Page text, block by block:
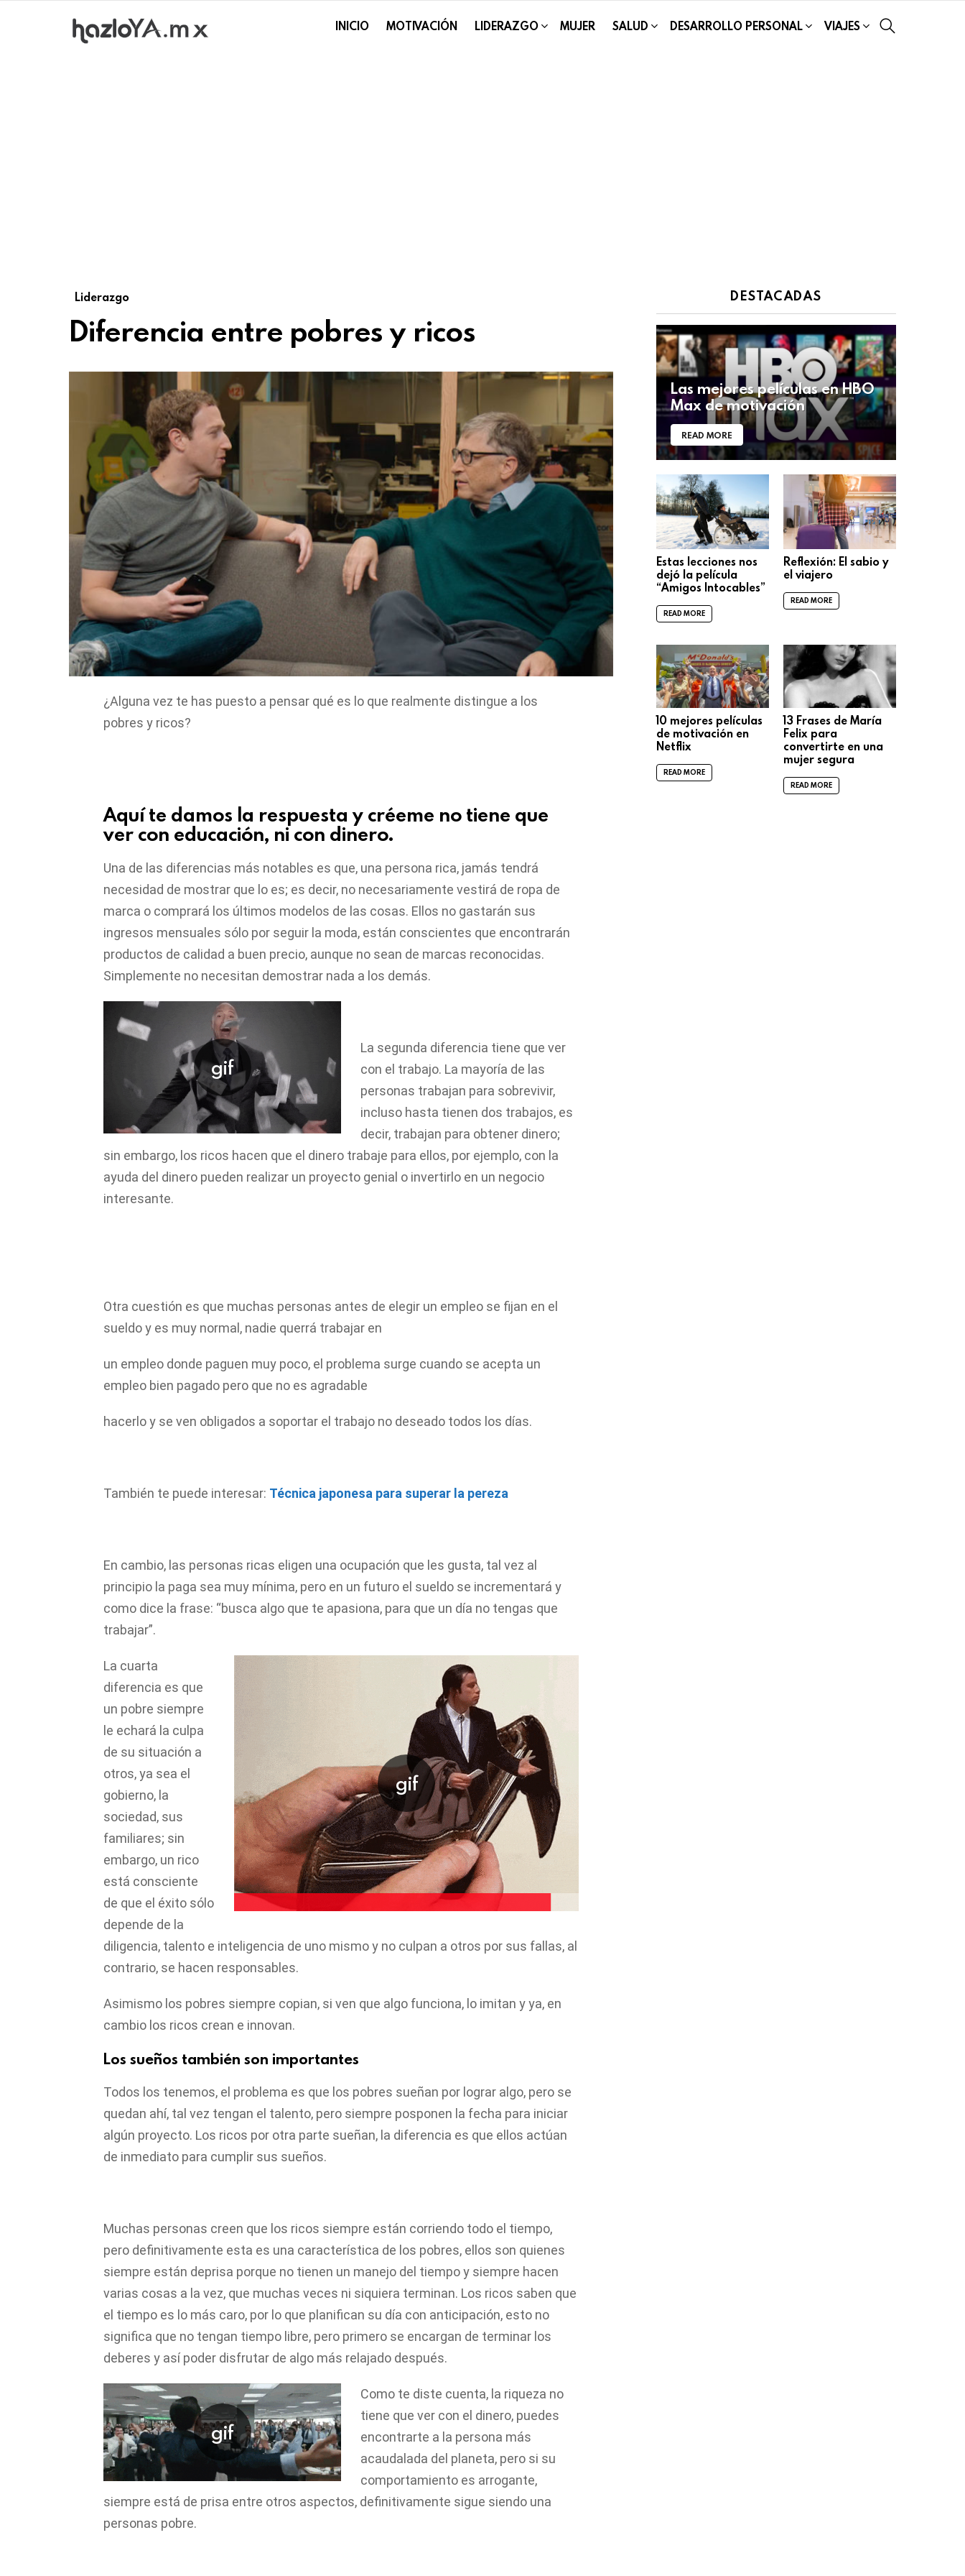
INICIO MOTIVACIÓN LIDERAZGO MUJER SALUD DESARROLLO PERSONAL VIAJES
Liderazgo
Diferencia entre pobres y ricos
¿Alguna vez te has puesto a pensar qué es lo que realmente distingue a los
pobres y ricos?
Aquí te damos la respuesta y créeme no tiene que
ver con educación, ni con dinero.
Una de las diferencias más notables es que, una persona rica, jamás tendrá
necesidad de mostrar que lo es; es decir, no necesariamente vestirá de ropa de
marca o comprará los últimos modelos de las cosas. Ellos no gastarán sus
ingresos mensuales sólo por seguir la moda, están conscientes que encontrarán
productos de calidad a buen precio, aunque no sean de marcas reconocidas.
Simplemente no necesitan demostrar nada a los demás.
La segunda diferencia tiene que ver
con el trabajo. La mayoría de las
personas trabajan para sobrevivir,
incluso hasta tienen dos trabajos, es
decir, trabajan para obtener dinero;
sin embargo, los ricos hacen que el dinero trabaje para ellos, por ejemplo, con la
ayuda del dinero pueden realizar un proyecto genial o invertirlo en un negocio
interesante.
Otra cuestión es que muchas personas antes de elegir un empleo se fijan en el
sueldo y es muy normal, nadie querrá trabajar en
un empleo donde paguen muy poco, el problema surge cuando se acepta un
empleo bien pagado pero que no es agradable
hacerlo y se ven obligados a soportar el trabajo no deseado todos los días.
También te puede interesar: Técnica japonesa para superar la pereza
En cambio, las personas ricas eligen una ocupación que les gusta, tal vez al
principio la paga sea muy mínima, pero en un futuro el sueldo se incrementará y
como dice la frase: “busca algo que te apasiona, para que un día no tengas que
trabajar”.
La cuarta
diferencia es que
un pobre siempre
le echará la culpa
de su situación a
otros, ya sea el
gobierno, la
sociedad, sus
familiares; sin
embargo, un rico
está consciente
de que el éxito sólo
depende de la
diligencia, talento e inteligencia de uno mismo y no culpan a otros por sus fallas, al
contrario, se hacen responsables.
Asimismo los pobres siempre copian, si ven que algo funciona, lo imitan y ya, en
cambio los ricos crean e innovan.
Los sueños también son importantes
Todos los tenemos, el problema es que los pobres sueñan por lograr algo, pero se
quedan ahí, tal vez tengan el talento, pero siempre posponen la fecha para iniciar
algún proyecto. Los ricos por otra parte sueñan, la diferencia es que ellos actúan
de inmediato para cumplir sus sueños.
Muchas personas creen que los ricos siempre están corriendo todo el tiempo,
pero definitivamente esta es una característica de los pobres, ellos son quienes
siempre están deprisa porque no tienen un manejo del tiempo y siempre hacen
varias cosas a la vez, que muchas veces ni siquiera terminan. Los ricos saben que
el tiempo es lo más caro, por lo que planifican su día con anticipación, esto no
significa que no tengan tiempo libre, pero primero se encargan de terminar los
deberes y así poder disfrutar de algo más relajado después.
Como te diste cuenta, la riqueza no
tiene que ver con el dinero, puedes
encontrarte a la persona más
acaudalada del planeta, pero si su
comportamiento es arrogante,
siempre está de prisa entre otros aspectos, definitivamente sigue siendo una
personas pobre.
DESTACADAS
Las mejores películas en HBO
Max de motivación
READ MORE
Estas lecciones nos
dejó la película
“Amigos Intocables”
READ MORE
Reflexión: El sabio y
el viajero
READ MORE
10 mejores películas
de motivación en
Netflix
READ MORE
13 Frases de María
Felix para
convertirte en una
mujer segura
READ MORE